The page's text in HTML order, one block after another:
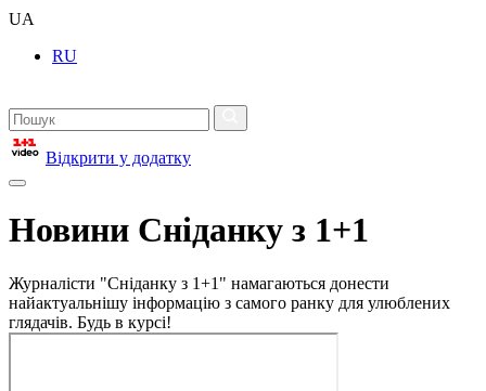
UA
RU
Відкрити у додатку
Новини Сніданку з 1+1
Журналісти "Сніданку з 1+1" намагаються донести
найактуальнішу інформацію з самого ранку для улюблених
глядачів. Будь в курсі!